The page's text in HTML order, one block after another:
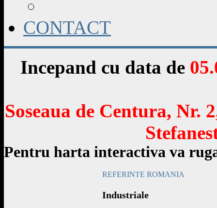
CONTACT
Incepand cu data de
Soseaua de Centura, Nr.
Pentru harta interactiva va
REFERINTE ROMANIA
Industriale